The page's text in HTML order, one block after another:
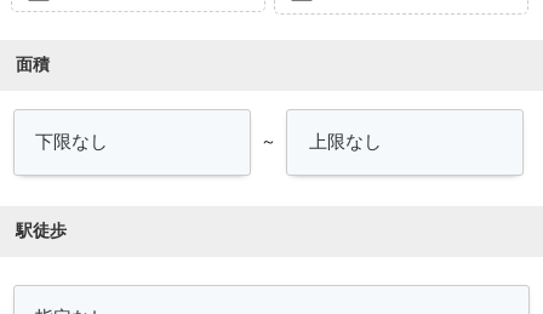
面積
～
駅徒歩